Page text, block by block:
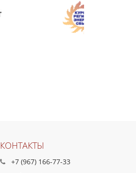
КОНТАКТЫ
+7 (967) 166-77-33